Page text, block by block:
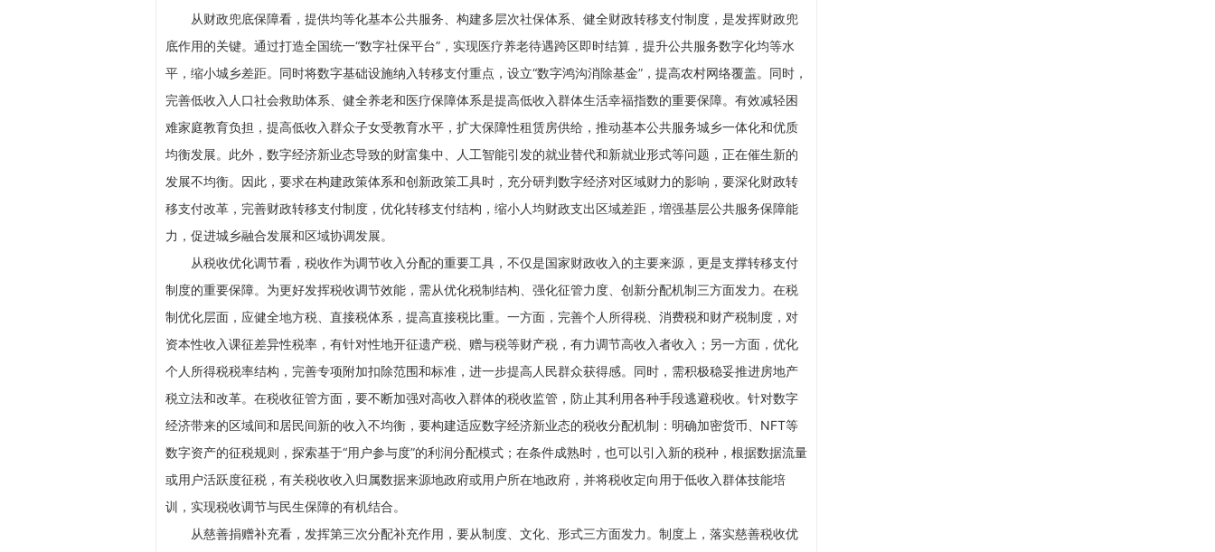
从财政兜底保障看，提供均等化基本公共服务、构建多层次社保体系、健全财政转移支付制度，是发挥财政兜
底作用的关键。通过打造全国统一“数字社保平台”，实现医疗养老待遇跨区即时结算，提升公共服务数字化均等水
平，缩小城乡差距。同时将数字基础设施纳入转移支付重点，设立“数字鸿沟消除基金”，提高农村网络覆盖。同时，
完善低收入人口社会救助体系、健全养老和医疗保障体系是提高低收入群体生活幸福指数的重要保障。有效减轻困
难家庭教育负担，提高低收入群众子女受教育水平，扩大保障性租赁房供给，推动基本公共服务城乡一体化和优质
均衡发展。此外，数字经济新业态导致的财富集中、人工智能引发的就业替代和新就业形式等问题，正在催生新的
发展不均衡。因此，要求在构建政策体系和创新政策工具时，充分研判数字经济对区域财力的影响，要深化财政转
移支付改革，完善财政转移支付制度，优化转移支付结构，缩小人均财政支出区域差距，増强基层公共服务保障能
力，促进城乡融合发展和区域协调发展。
从税收优化调节看，税收作为调节收入分配的重要工具，不仅是国家财政收入的主要来源，更是支撑转移支付
制度的重要保障。为更好发挥税收调节效能，需从优化税制结构、强化征管力度、创新分配机制三方面发力。在税
制优化层面，应健全地方税、直接税体系，提高直接税比重。一方面，完善个人所得税、消费税和财产税制度，对
资本性收入课征差异性税率，有针对性地开征遗产税、赠与税等财产税，有力调节高收入者收入；另一方面，优化
个人所得税税率结构，完善专项附加扣除范围和标准，进一步提高人民群众获得感。同时，需积极稳妥推进房地产
税立法和改革。在税收征管方面，要不断加强对高收入群体的税收监管，防止其利用各种手段逃避税收。针对数字
经济带来的区域间和居民间新的收入不均衡，要构建适应数字经济新业态的税收分配机制：明确加密货币、NFT等
数字资产的征税规则，探索基于“用户参与度”的利润分配模式；在条件成熟时，也可以引入新的税种，根据数据流量
或用户活跃度征税，有关税收收入归属数据来源地政府或用户所在地政府，并将税收定向用于低收入群体技能培
训，实现税收调节与民生保障的有机结合。
从慈善捐赠补充看，发挥第三次分配补充作用，要从制度、文化、形式三方面发力。制度上，落实慈善税收优